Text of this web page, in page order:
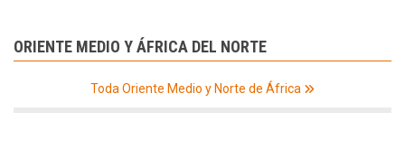
ORIENTE MEDIO Y ÁFRICA DEL NORTE
Toda Oriente Medio y Norte de África